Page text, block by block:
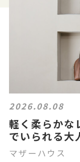
2026.08.08
軽く柔らかな
でいられる大
マザーハウス